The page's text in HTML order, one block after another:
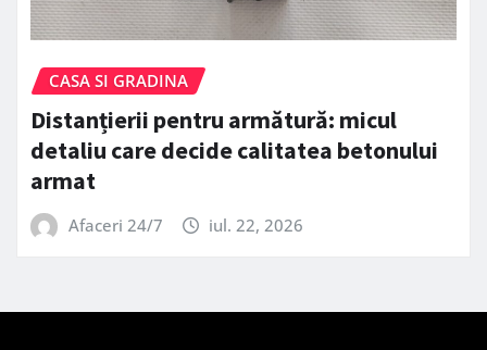
CASA SI GRADINA
Distanțierii pentru armătură: micul
detaliu care decide calitatea betonului
armat
Afaceri 24/7 iul. 22, 2026